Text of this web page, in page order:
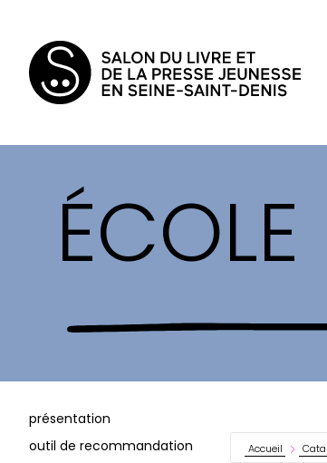
présentation
outil de recommandation
Accueil